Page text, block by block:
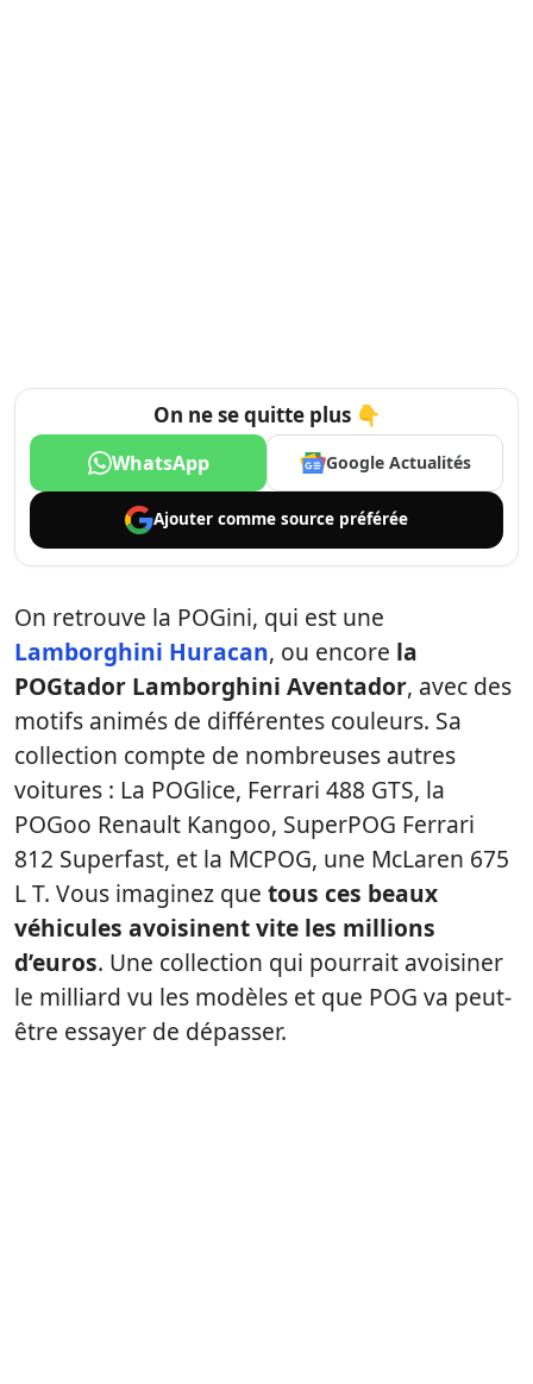
On ne se quitte plus 👇
WhatsApp Google Actualités
Ajouter comme source préférée
On retrouve la POGini, qui est une
Lamborghini Huracan, ou encore la
POGtador Lamborghini Aventador, avec des
motifs animés de différentes couleurs. Sa
collection compte de nombreuses autres
voitures : La POGlice, Ferrari 488 GTS, la
POGoo Renault Kangoo, SuperPOG Ferrari
812 Superfast, et la MCPOG, une McLaren 675
L T. Vous imaginez que tous ces beaux
véhicules avoisinent vite les millions
d’euros. Une collection qui pourrait avoisiner
le milliard vu les modèles et que POG va peut-
être essayer de dépasser.